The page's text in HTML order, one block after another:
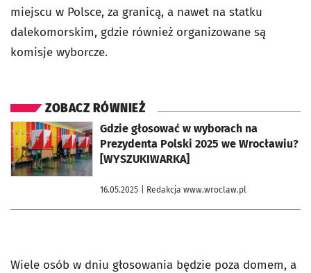
miejscu w Polsce, za granicą, a nawet na statku
dalekomorskim, gdzie również organizowane są
komisje wyborcze.
ZOBACZ RÓWNIEŻ
Gdzie głosować w wyborach na
Prezydenta Polski 2025 we Wrocławiu?
[WYSZUKIWARKA]
16.05.2025 | Redakcja www.wroclaw.pl
otworzy się w nowej karcie
Wiele osób w dniu głosowania będzie poza domem, a